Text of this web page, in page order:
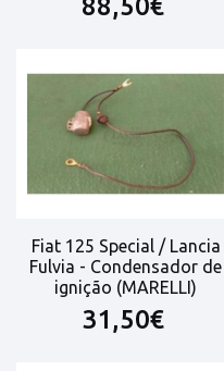
88,50€
Fiat 125 Special / Lancia
Fulvia - Condensador de
ignição (MARELLI)
31,50€